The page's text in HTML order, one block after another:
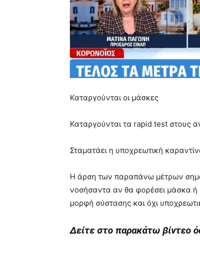
Καταργούνται οι μάσκες
Καταργούνται τα rapid test στους
Σταματάει η υποχρεωτική
Η άρση των παραπάνω μέτρων
νοσήσαντα αν θα φορέσει μάσκα ή
μορφή σύστασης και όχι
Δείτε στο παρακάτω βίντεο